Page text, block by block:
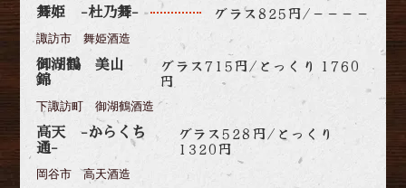
舞姫 -杜乃舞- グラス825円/－－－－
諏訪市 舞姫酒造
御湖鶴 美山
錦
グラス715円/とっくり 1760
円
下諏訪町 御湖鶴酒造
高天 -からくち
通-
グラス528円/とっくり
1320円
岡谷市 高天酒造